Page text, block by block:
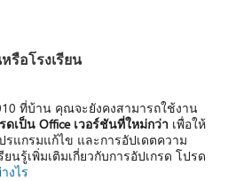
รือโรงเรียน
ที่บ้าน คุณจะยังคงสามารถใช้งาน
ดเป็น Office เวอร์ชันที่ใหม่กว่า เพื่อให้
แกรมแก้ไข และการอัปเดตความ
นรู้เพิ่มเติมเกี่ยวกับการอัปเกรด โปรด
งไร